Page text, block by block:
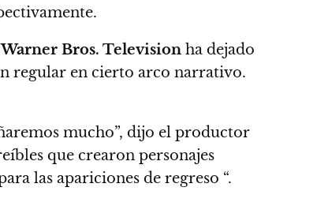
Warner Bros. Television ha dejado
regular en cierto arco narrativo.
mucho”, dijo el productor
que crearon personajes
las apariciones de regreso “.